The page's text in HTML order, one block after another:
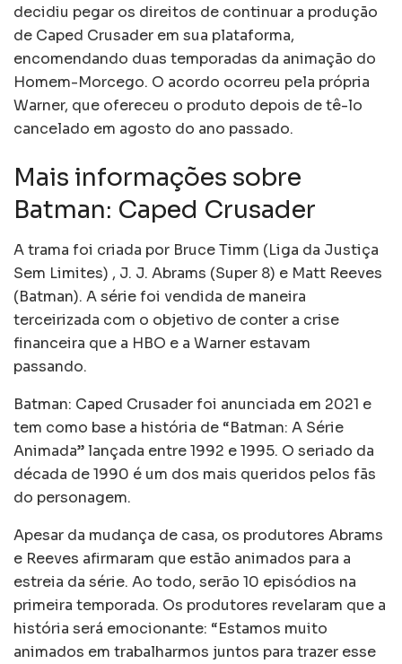
decidiu pegar os direitos de continuar a produção
de Caped Crusader em sua plataforma,
encomendando duas temporadas da animação do
Homem-Morcego. O acordo ocorreu pela própria
Warner, que ofereceu o produto depois de tê-lo
cancelado em agosto do ano passado.
Mais informações sobre
Batman: Caped Crusader
A trama foi criada por Bruce Timm (Liga da Justiça
Sem Limites) , J. J. Abrams (Super 8) e Matt Reeves
(Batman). A série foi vendida de maneira
terceirizada com o objetivo de conter a crise
financeira que a HBO e a Warner estavam
passando.
Batman: Caped Crusader foi anunciada em 2021 e
tem como base a história de “Batman: A Série
Animada” lançada entre 1992 e 1995. O seriado da
década de 1990 é um dos mais queridos pelos fãs
do personagem.
Apesar da mudança de casa, os produtores Abrams
e Reeves afirmaram que estão animados para a
estreia da série. Ao todo, serão 10 episódios na
primeira temporada. Os produtores revelaram que a
história será emocionante: “Estamos muito
animados em trabalharmos juntos para trazer esse